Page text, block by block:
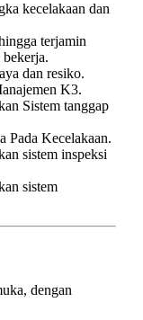
kecelakaan dan
terjamin
bekerja.
dan resiko.
K3.
Sistem tanggap
Pada Kecelakaan.
sistem inspeksi
sistem
dengan